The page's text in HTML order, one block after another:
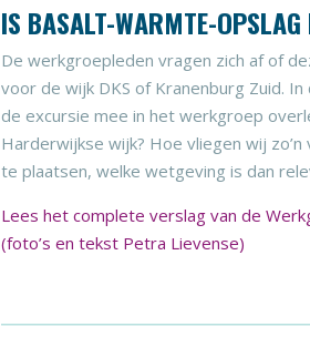
IS BASALT-WARMTE-
De werkgroepleden vragen zich af of
voor de wijk DKS of Kranenburg Zuid.
de excursie mee in het werkgroep
Harderwijkse wijk? Hoe vliegen wij
te plaatsen, welke wetgeving is dan
Lees het complete verslag van de
(foto’s en tekst Petra Lievense)